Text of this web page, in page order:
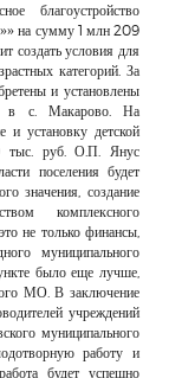
благоустройство
на сумму 1 млн 209
создать условия для
категорий. За
и установлены
в с. Макарово. На
и установку детской
тыс. руб. О.П. Янус
поселения будет
значения, создание
комплексного
не только финансы,
муниципального
было еще лучше,
МО. В заключение
учреждений
муниципального
работу и
будет успешно